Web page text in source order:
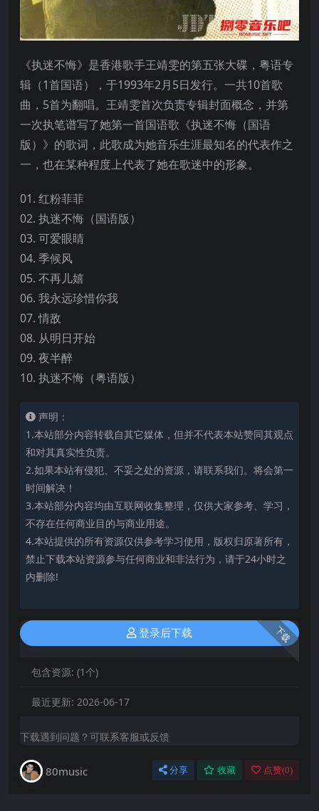
《执迷不悔》是香港歌手王靖雯的第五张大碟，粤语专
辑（1首国语），于1993年2月5日发行。一共10首歌
曲，5首为翻唱。王靖雯首次负责专辑封面概念，并第
一次执笔谱写了她第一首国语歌《执迷不悔（国语
版）》的歌词，此歌成为她音乐生涯最知名的代表作之
一，也在某种程度上代表了她在歌迷中的形象。
01. 红粉菲菲
02. 执迷不悔（国语版）
03. 可爱眼睛
04. 季候风
05. 不再儿嬉
06. 我永远珍惜你我
07. 情敌
08. 从明日开始
09. 夜半醉
10. 执迷不悔（粤语版）
声明：
1.本站部分内容转载自其它媒体，但并不代表本站赞同其观点
和对其真实性负责。
2.如果本站有侵犯、不妥之处的资源，请联系我们。将会第一
时间解决！
3.本站部分内容均由互联网收集整理，仅供大家参考、学习，
不存在任何商业目的与商业用途。
4.本站提供的所有资源仅供参考学习使用，版权归原著所有，
禁止下载本站资源参与任何商业和非法行为，请于24小时之
内删除!
下载
登录后下载
包含资源: (1个)
最近更新: 2026-06-17
下载遇到问题？可联系客服或反馈
80music 分享 收藏 点赞(0)